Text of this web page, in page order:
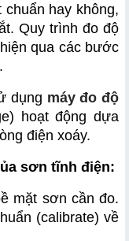
hay không,
Quy trình đo độ
qua các bước
dụng máy đo độ
hoạt động dựa
điện xoáy.
sơn tĩnh điện:
mặt sơn cần đo.
(calibrate) về